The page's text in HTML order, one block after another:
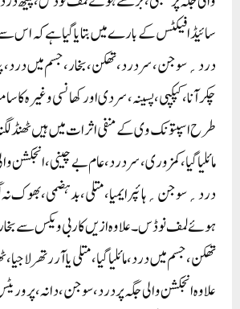
سائیڈ افیکٹس کے بارے میں بتایا گیا ہے کہ اس
درد؍سوجن، سر درد، تھکن، بخار، جسم میں درد،
چکر آنا، کپکپی، پسینہ، سردی اور کھانسی وغیرہ کا
طرح اسپتونک وی کے منفی اثرات میں ہیں ٹھنڈ
مائلیاگیا، کمزوری، سر درد، عام بے چینی، انجکشن
درد؍سوجن؍ہائپرایمیا، متلی، بدہضمی، بھوک نہ
ہوئے لمف نوڈس۔ علاوہ ازیں کاربی ویکس سے
تھکن، جسم میں درد، مائلیاگیا، متلی یا
علاوہ انجکشن والی جگہ پر درد، سوجن، دانہ،